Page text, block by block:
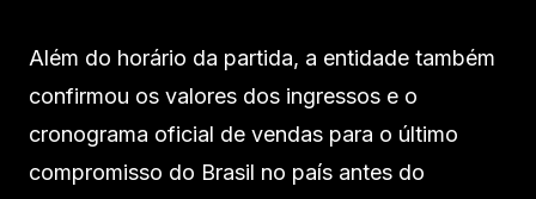
Além do horário da partida, a entidade também
confirmou os valores dos ingressos e o
cronograma oficial de vendas para o último
compromisso do Brasil no país antes do